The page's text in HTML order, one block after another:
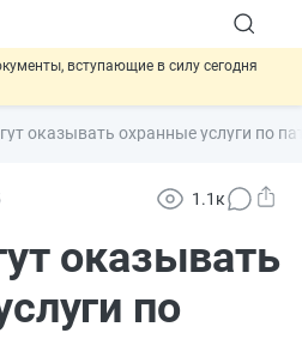
вступающие в силу сегодня
о договорах НПО и долгосрочных
распространили на электронные
оказывать охранные услуги по
1.1к
оказывать
по